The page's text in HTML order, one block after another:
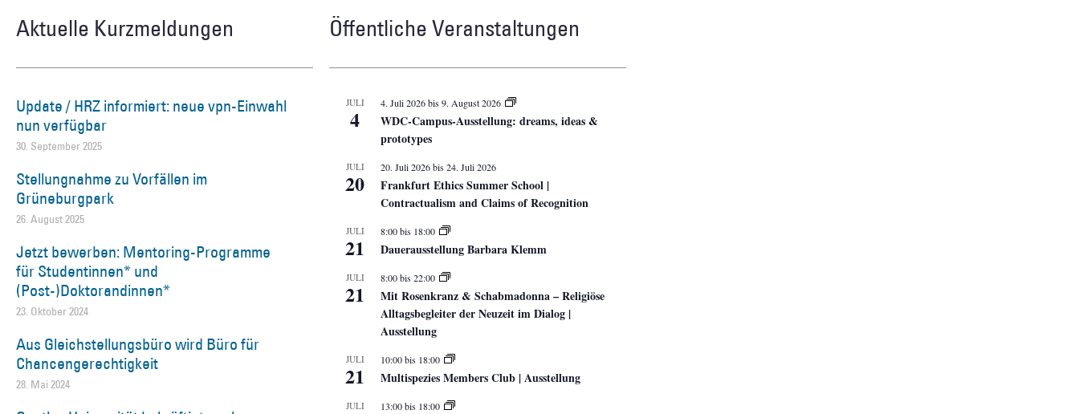
Aktuelle Kurzmeldungen
Update / HRZ informiert: neue vpn-Einwahl
nun verfügbar
30. September 2025
Stellungnahme zu Vorfällen im
Grüneburgpark
26. August 2025
Jetzt bewerben: Mentoring-Programme
für Studentinnen* und
(Post-)Doktorandinnen*
23. Oktober 2024
Aus Gleichstellungsbüro wird Büro für
Chancengerechtigkeit
28. Mai 2024
Öffentliche Veranstaltungen
JULI
4
4. Juli 2026bis9. August 2026
WDC-Campus-Ausstellung: dreams, ideas &
prototypes
JULI
20
20. Juli 2026bis24. Juli 2026
Frankfurt Ethics Summer School |
Contractualism and Claims of Recognition
JULI
21
8:00bis 18:00
Dauerausstellung Barbara Klemm
JULI
21
8:00bis22:00
Mit Rosenkranz & Schabmadonna – Religiöse
Alltagsbegleiter der Neuzeit im Dialog |
Ausstellung
JULI
21
10:00bis 18:00
Multispezies Members Club | Ausstellung
JULI 13:00bis 18:00